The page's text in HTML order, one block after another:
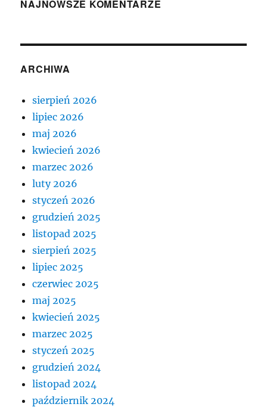
NAJNOWSZE KOMENTARZE
ARCHIWA
sierpień 2026
lipiec 2026
maj 2026
kwiecień 2026
marzec 2026
luty 2026
styczeń 2026
grudzień 2025
listopad 2025
sierpień 2025
lipiec 2025
czerwiec 2025
maj 2025
kwiecień 2025
marzec 2025
styczeń 2025
grudzień 2024
listopad 2024
październik 2024